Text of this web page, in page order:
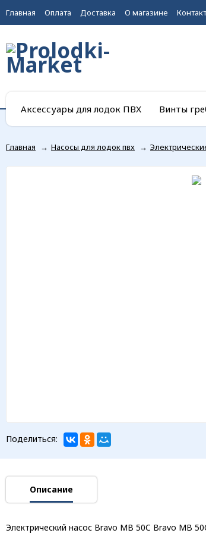
Главная Оплата Доставка О магазине
Аксессуары для лодок ПВХ Винты
Главная → Насосы для лодок пвх →
Поделиться:
Описание
Электрический насос Bravo MB 50C Bravo MB